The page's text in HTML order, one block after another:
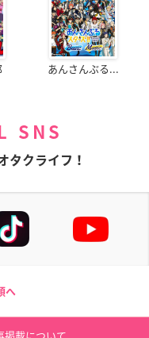
あんさんぶる...
SNS
タクライフ！
へ